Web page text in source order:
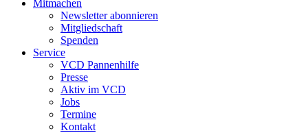
Mitmachen
Newsletter abonnieren
Mitgliedschaft
Spenden
Service
VCD Pannenhilfe
Presse
Aktiv im VCD
Jobs
Termine
Kontakt